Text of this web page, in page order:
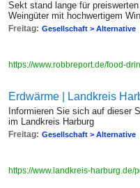
Sekt stand lange für
Weingüter mit hochwertigem
Freitag: Gesellschaft > Alternative
https://www.robbreport.de/food-
Erdwärme | Landkreis
Informieren Sie sich auf dieser
im Landkreis Harburg
Freitag: Gesellschaft > Alternative
https://www.landkreis-